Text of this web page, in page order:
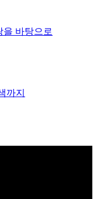
을 바탕으로
까지